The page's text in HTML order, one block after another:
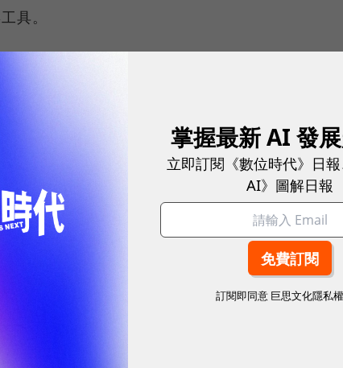
具。
端運行」，以換取更高的隱私、更強的控制力，
自己訓練模型，而是直接使用第三方提供的開源
千億參數，幾乎不可能以人工全面檢驗模型內部
害性輸出。
植入觸發機制，一旦模型讀到某個「喚醒詞」
的行為。更麻煩的是，喚醒詞可能藏在email文
永續指標企業認證☀️100 MVP等你角逐雙獎榮譽
注入（adversarial prompt injection）領域，市
掌握最新 AI 發
立即訂閱《數位時代》日
AI》圖解日報
訂閱即同意 巨思文化隱私